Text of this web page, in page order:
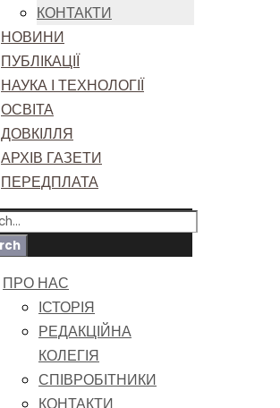
КОНТАКТИ
НОВИНИ
ПУБЛІКАЦІЇ
НАУКА І ТЕХНОЛОГІЇ
ОСВІТА
ДОВКІЛЛЯ
АРХІВ ГАЗЕТИ
ПЕРЕДПЛАТА
ПРО НАС
ІСТОРІЯ
РЕДАКЦІЙНА
КОЛЕГІЯ
СПІВРОБІТНИКИ